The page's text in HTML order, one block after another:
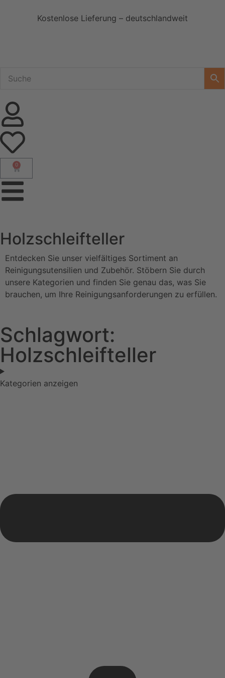
Kostenlose Lieferung – deutschlandweit
0
Holzschleifteller
Entdecken Sie unser vielfältiges Sortiment an
Reinigungsutensilien und Zubehör. Stöbern Sie durch
unsere Kategorien und finden Sie genau das, was Sie
brauchen, um Ihre Reinigungsanforderungen zu erfüllen.
Schlagwort:
Holzschleifteller
Kategorien anzeigen